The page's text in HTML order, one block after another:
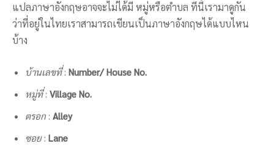
แปลภาษาอังกฤษอาจจะไม่ได้มี หมู่หรือตำบล ทีนี้เรามาดูกัน
ว่าที่อยู่ในไทยเราสามารถเขียนเป็นภาษาอังกฤษได้แบบไหน
บ้าง
บ้านเลขที่: Number/ House No.
หมู่ที่: Village No.
ตรอก : Alley
ซอย: Lane